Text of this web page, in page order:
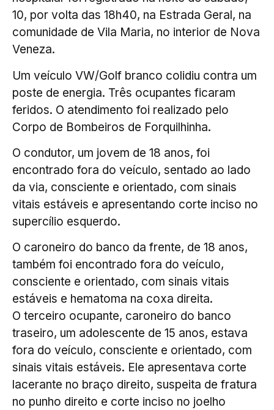
10, por volta das 18h40, na Estrada Geral, na
comunidade de Vila Maria, no interior de Nova
Veneza.
Um veículo VW/Golf branco colidiu contra um
poste de energia. Três ocupantes ficaram
feridos. O atendimento foi realizado pelo
Corpo de Bombeiros de Forquilhinha.
O condutor, um jovem de 18 anos, foi
encontrado fora do veículo, sentado ao lado
da via, consciente e orientado, com sinais
vitais estáveis e apresentando corte inciso no
supercílio esquerdo.
O caroneiro do banco da frente, de 18 anos,
também foi encontrado fora do veículo,
consciente e orientado, com sinais vitais
estáveis e hematoma na coxa direita.
O terceiro ocupante, caroneiro do banco
traseiro, um adolescente de 15 anos, estava
fora do veículo, consciente e orientado, com
sinais vitais estáveis. Ele apresentava corte
lacerante no braço direito, suspeita de fratura
no punho direito e corte inciso no joelho